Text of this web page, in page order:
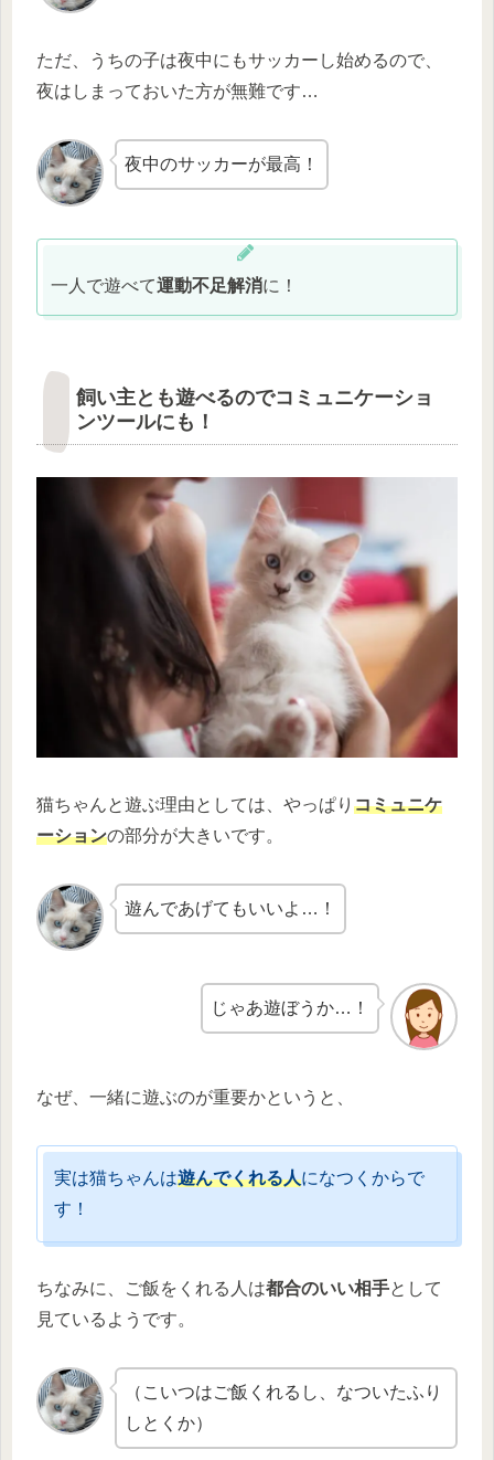
ただ、うちの子は夜中にもサッカーし始めるので、
夜はしまっておいた方が無難です…
夜中のサッカーが最高！
一人で遊べて運動不足解消に！
飼い主とも遊べるのでコミュニケーショ
ンツールにも！
猫ちゃんと遊ぶ理由としては、やっぱり コミュニケ
ーションの部分が大きいです。
遊んであげてもいいよ…！
じゃあ遊ぼうか…！
なぜ、一緒に遊ぶのが重要かというと、
実は猫ちゃんは遊んでくれる人になつくからで
す！
ちなみに、ご飯をくれる人は都合のいい相手として
見ているようです。
（こいつはご飯くれるし、なついたふり
しとくか）